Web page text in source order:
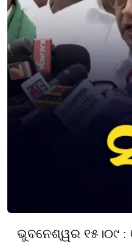
ଭୁବନେଶ୍ୱର ୧୫।୦୯ :